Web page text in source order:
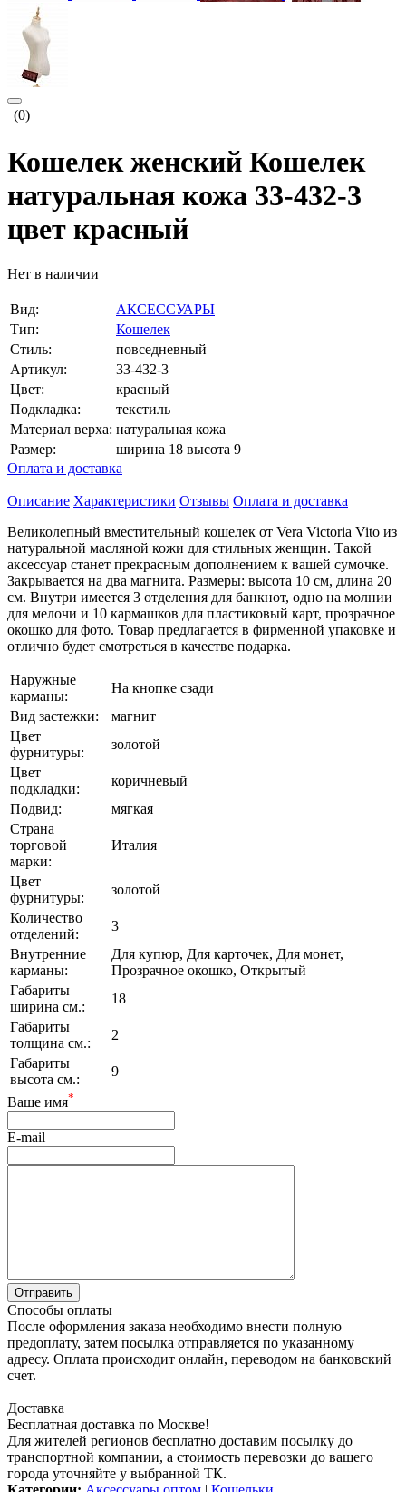
(0)
Кошелек женский Кошелек
натуральная кожа 33-432-3
цвет красный
Нет в наличии
Вид:
АКСЕССУАРЫ
Тип:
Кошелек
Стиль:
повседневный
Артикул:
33-432-3
Цвет:
красный
Подкладка:
текстиль
Материал верха: натуральная кожа
Размер:
ширина 18 высота 9
Оплата и доставка
Описание Характеристики Отзывы Оплата и доставка
Великолепный вместительный кошелек от Vera Victoria Vito из
натуральной масляной кожи для стильных женщин. Такой
аксессуар станет прекрасным дополнением к вашей сумочке.
Закрывается на два магнита. Размеры: высота 10 см, длина 20
см. Внутри имеется 3 отделения для банкнот, одно на молнии
для мелочи и 10 кармашков для пластиковый карт, прозрачное
окошко для фото. Товар предлагается в фирменной упаковке и
отлично будет смотреться в качестве подарка.
Наружные
карманы:
На кнопке сзади
Вид застежки:
магнит
Цвет
фурнитуры:
золотой
Цвет
подкладки:
коричневый
Подвид:
мягкая
Страна
торговой
марки:
Италия
Цвет
фурнитуры:
золотой
Количество
отделений:
3
Внутренние
карманы:
Для купюр, Для карточек, Для монет,
Прозрачное окошко, Открытый
Габариты
ширина см.:
18
Габариты
толщина см.:
2
Габариты
высота см.:
9
Ваше имя*
E-mail
Способы оплаты
После оформления заказа необходимо внести полную
предоплату, затем посылка отправляется по указанному
адресу. Оплата происходит онлайн, переводом на банковский
счет.
Доставка
Бесплатная доставка по Москве!
Для жителей регионов бесплатно доставим посылку до
транспортной компании, а стоимость перевозки до вашего
города уточняйте у выбранной ТК.